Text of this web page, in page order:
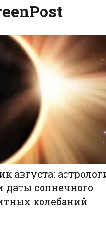
августа:
даты солнечного
колебаний